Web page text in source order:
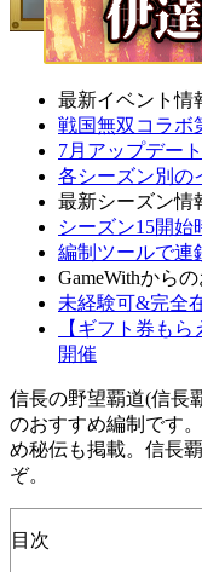
最新イベント情
戦国無双コラボ
7月アップデー
各シーズン別の
最新シーズン情
シーズン15開始
編制ツールで連
GameWithから
未経験可&完全
【ギフト券も
開催
信長の野望覇道(信長
のおすすめ編制です
め秘伝も掲載。信長
ぞ。
目次